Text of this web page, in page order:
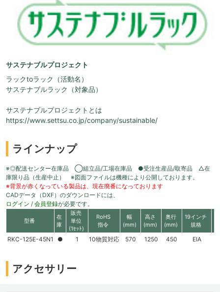
サステナブルプロジェクト
ラックtoラック（活動名）
サステナブルラック（対象品）
サステナブルプロジェクトとは
https://www.settsu.co.jp/company/sustainable/
ラインナップ
※◎配送センター在庫品 ◯組立品/工場在庫品 ●受注生産品/取寄品 △在
庫限り品（生産中止） ※図面ファイルは機種により公開しております。
※背景が赤くなっている製品は、現在廃番になっております
CADデータ（DXF）のダウンロードには、
ログイン / 会員登録が必要です。
型番
在
庫
販売
単位
(1ｾｯﾄ)
RoHS
指令
幅
(mm)
高さ
(mm)
奥行
(mm)
19インチ
規格
RKC-125E-45N1 ● 1 10物質対応 570 1250 450 EIA
アクセサリー